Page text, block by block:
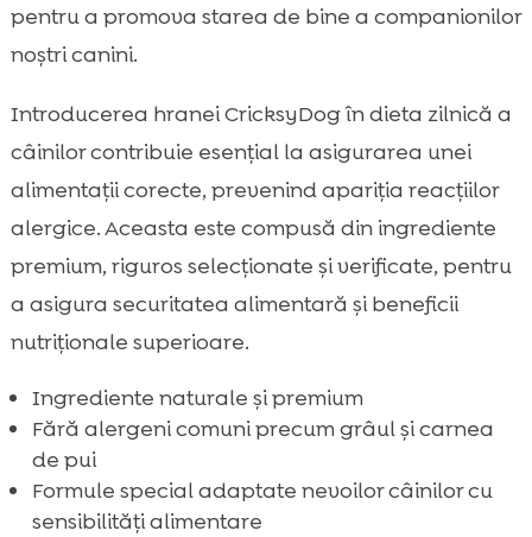
pentru a promova starea de bine a companionilor
noștri canini.
Introducerea hranei CricksyDog în dieta zilnică a
câinilor contribuie esențial la asigurarea unei
alimentații corecte, prevenind apariția reacțiilor
alergice. Aceasta este compusă din ingrediente
premium, riguros selecționate și verificate, pentru
a asigura securitatea alimentară și beneficii
nutriționale superioare.
Ingrediente naturale și premium
Fără alergeni comuni precum grâul și carnea
de pui
Formule special adaptate nevoilor câinilor cu
sensibilități alimentare